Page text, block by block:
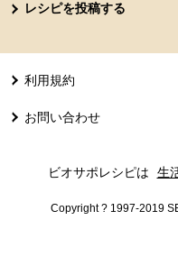
レシピを投稿する
利用規約
お問い合わせ
ビオサポレシピは 生
Copyright ? 1997-2019